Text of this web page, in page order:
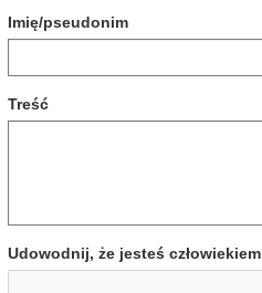
Imię/pseudonim
Treść
Udowodnij, że jesteś człowiekiem